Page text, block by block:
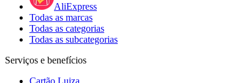
AliExpress
Todas as marcas
Todas as categorias
Todas as subcategorias
Serviços e benefícios
Cartão Luiza